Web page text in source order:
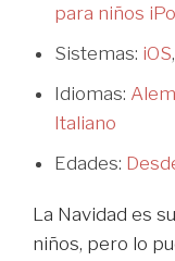
para niños
Sistemas: iOS,
Idiomas:
Italiano
Edades:
La Navidad es
niños, pero lo